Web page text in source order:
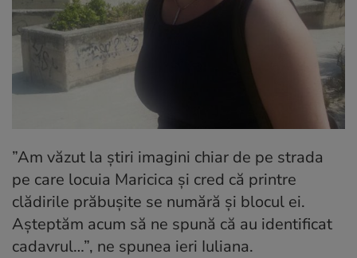
”Am văzut la știri imagini chiar de pe strada
pe care locuia Maricica și cred că printre
clădirile prăbușite se numără și blocul ei.
Așteptăm acum să ne spună că au identificat
cadavrul…”, ne spunea ieri Iuliana.